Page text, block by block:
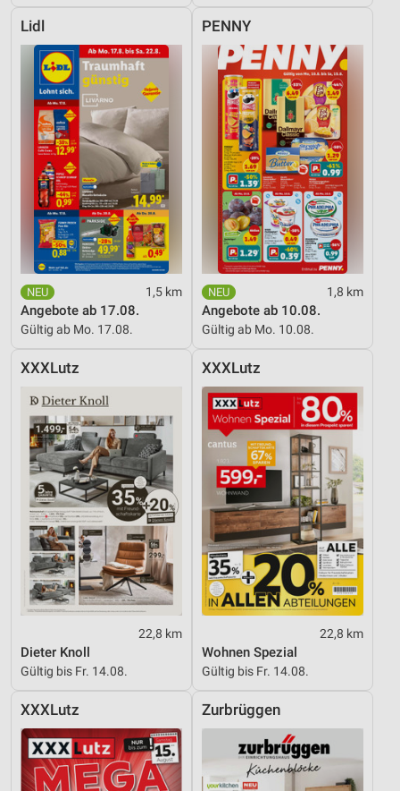
Lidl
1,5 km
Angebote ab 17.08.
Gültig ab Mo. 17.08.
PENNY
1,8 km
Angebote ab 10.08.
Gültig ab Mo. 10.08.
XXXLutz
22,8 km
Dieter Knoll
Gültig bis Fr. 14.08.
XXXLutz
22,8 km
Wohnen Spezial
Gültig bis Fr. 14.08.
XXXLutz Zurbrüggen